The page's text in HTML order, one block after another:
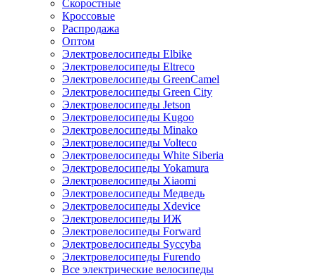
Скоростные
Кроссовые
Распродажа
Оптом
Электровелосипеды Elbike
Электровелосипеды Eltreco
Электровелосипеды GreenCamel
Электровелосипеды Green City
Электровелосипеды Jetson
Электровелосипеды Kugoo
Электровелосипеды Minako
Электровелосипеды Volteco
Электровелосипеды White Siberia
Электровелосипеды Yokamura
Электровелосипеды Xiaomi
Электровелосипеды Медведь
Электровелосипеды Xdevice
Электровелосипеды ИЖ
Электровелосипеды Forward
Электровелосипеды Syccyba
Электровелосипеды Furendo
Все электрические велосипеды